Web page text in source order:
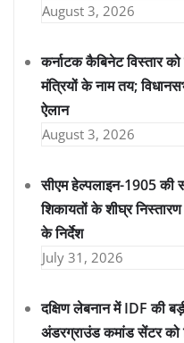
August 3, 2026
कर्नाटक कैबिनेट विस्तार
मंत्रियों के नाम तय;
ऐलान
August 3, 2026
सीएम हेल्पलाइन-1905 की
शिकायतों के शीघ्र निस्तारण
के निर्देश
July 31, 2026
दक्षिण लेबनान में IDF की
अंडरग्राउंड कमांड सेंटर को